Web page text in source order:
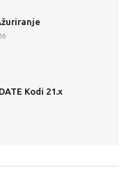
Kodi 21.x